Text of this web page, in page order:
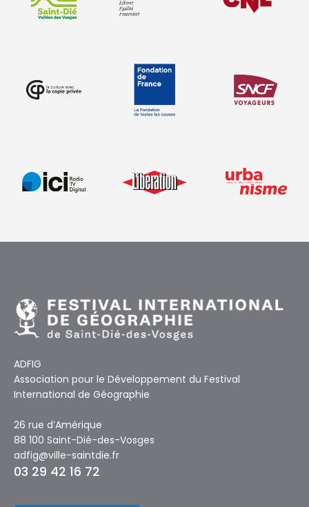
ADFIG
Association pour le Développement du Festival
International de Géographie
26 rue d’Amérique
88 100 Saint-Dié-des-Vosges
adfig@ville-saintdie.fr
03 29 42 16 72